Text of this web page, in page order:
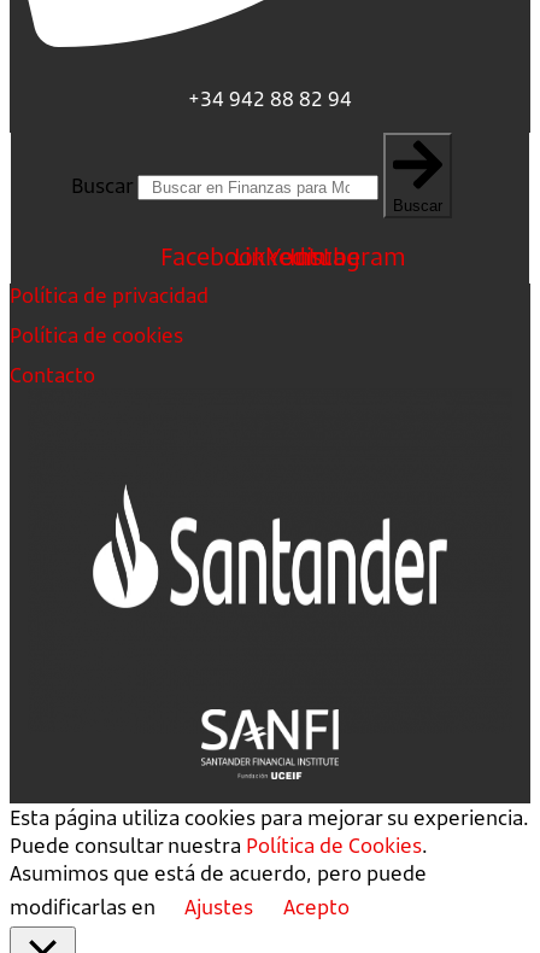
+34 942 88 82 94
Buscar
Buscar
FacebookLinkedin
Youtube
Instagram
Política de privacidad
Política de cookies
Contacto
Esta página utiliza cookies para mejorar su experiencia.
Puede consultar nuestra Política de Cookies.
Asumimos que está de acuerdo, pero puede
modificarlas en
Ajustes Acepto